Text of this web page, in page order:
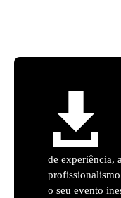
de experiência,
o seu evento